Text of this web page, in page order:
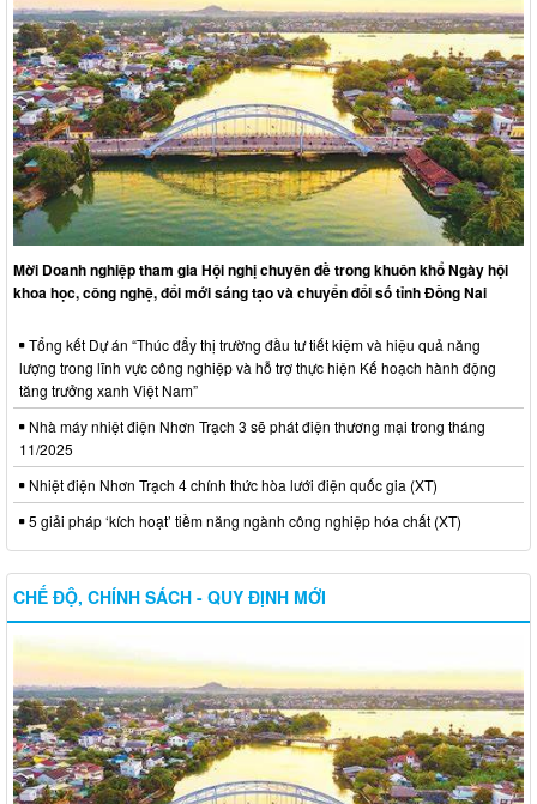
Mời Doanh nghiệp tham gia Hội nghị chuyên đề trong khuôn khổ Ngày hội
khoa học, công nghệ, đổi mới sáng tạo và chuyển đổi số tỉnh Đồng Nai
Tổng kết Dự án “Thúc đẩy thị trường đầu tư tiết kiệm và hiệu quả năng
lượng trong lĩnh vực công nghiệp và hỗ trợ thực hiện Kế hoạch hành động
tăng trưởng xanh Việt Nam”
Nhà máy nhiệt điện Nhơn Trạch 3 sẽ phát điện thương mại trong tháng
11/2025
Nhiệt điện Nhơn Trạch 4 chính thức hòa lưới điện quốc gia (XT)
5 giải pháp ‘kích hoạt’ tiềm năng ngành công nghiệp hóa chất (XT)
CHẾ ĐỘ, CHÍNH SÁCH - QUY ĐỊNH MỚI